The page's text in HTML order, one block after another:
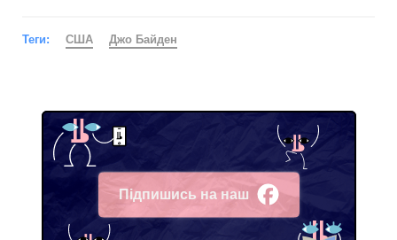
Теги: США Джо Байден
Підпишись на наш
Facebook